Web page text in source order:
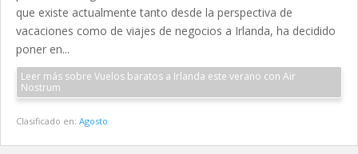
que existe actualmente tanto desde la perspectiva de
vacaciones como de viajes de negocios a Irlanda, ha decidido
poner en...
Leer más sobre Vuelos baratos a Irlanda este verano con Air
Nostrum
Clasificado en: Agosto